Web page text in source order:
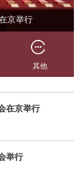
京举行
其他
在京举行
举行